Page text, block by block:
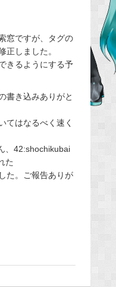
窓ですが、タグの
正しました。
きるようにする予
書き込みありがと
てはなるべく速く
、42:shochikubai
た
た。ご報告ありが